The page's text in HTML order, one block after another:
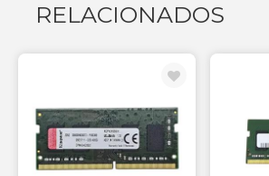
RELACIONADOS